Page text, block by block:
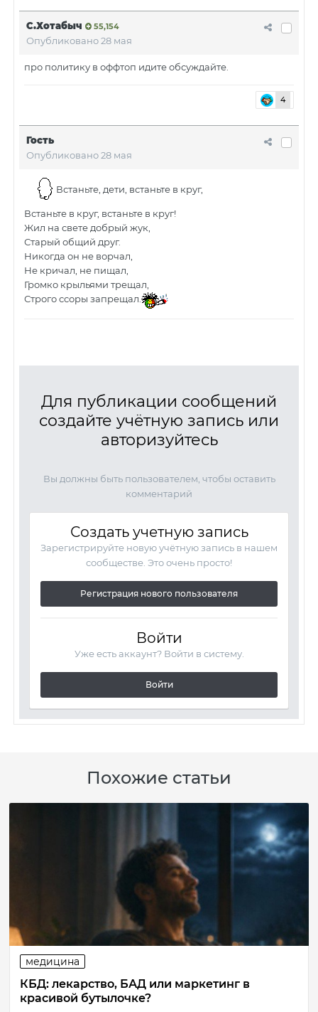
С.Хотабыч 55,154
Опубликовано28 мая
про политику в оффтоп идите обсуждайте.
4
Гость
Опубликовано28 мая
Встаньте, дети, встаньте в круг,
Встаньте в круг, встаньте в круг!
Жил на свете добрый жук,
Старый общий друг.
Никогда он не ворчал,
Не кричал, не пищал,
Громко крыльями трещал,
Строго ссоры запрещал.
Для публикации сообщений
создайте учётную запись или
авторизуйтесь
Вы должны быть пользователем, чтобы оставить
комментарий
Создать учетную запись
Зарегистрируйте новую учётную запись в нашем
сообществе. Это очень просто!
Регистрация нового пользователя
Войти
Уже есть аккаунт? Войти в систему.
Войти
Похожие статьи
медицина
КБД: лекарство, БАД или маркетинг в
красивой бутылочке?